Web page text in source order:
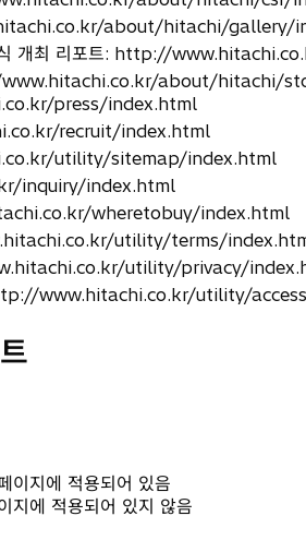
about/hitachi/gallery/
식 개최 리포트: http://
www.hitachi.co.kr/about/hitachi/
press/index.html
recruit/index.html
utility/sitemap/index.html
inquiry/index.html
wheretobuy/index.html
utility/terms/
utility/privacy/
http://www.hitachi.co.kr/utility/
이지에 적용되어 있음
지에 적용되어 있지 않음